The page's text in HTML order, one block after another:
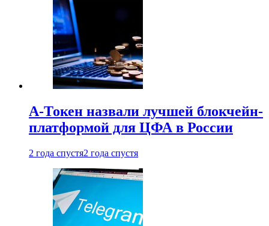
А-Токен назвали лучшей блокчейн-
платформой для ЦФА в России
2 года спустя2 года спустя